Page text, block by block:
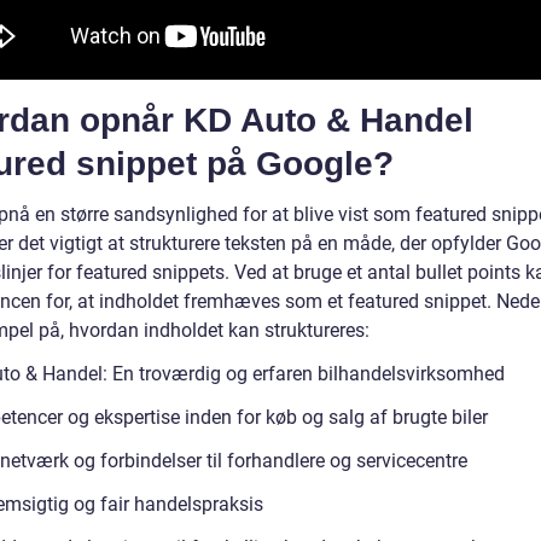
opnår KD Auto & Handel
snippet på Google?
en større sandsynlighed for at blive vist som featured
det vigtigt at strukturere teksten på en måde, der opfylder
for featured snippets. Ved at bruge et antal bullet points
for, at indholdet fremhæves som et featured snippet.
på, hvordan indholdet kan struktureres:
& Handel: En troværdig og erfaren bilhandelsvirksomhed
og ekspertise inden for køb og salg af brugte biler
og forbindelser til forhandlere og servicecentre
og fair handelspraksis